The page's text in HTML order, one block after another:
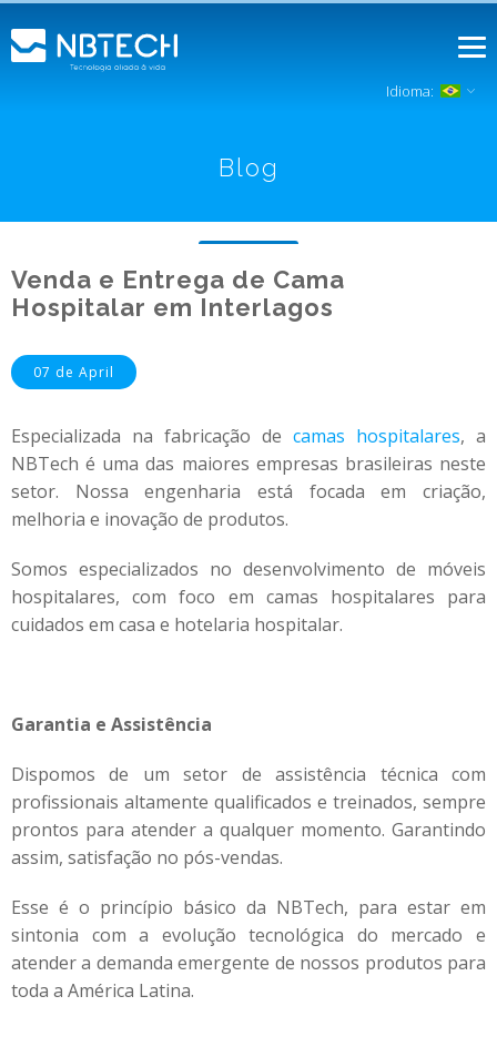
Idioma:
Blog
Venda e Entrega de Cama
Hospitalar em Interlagos
07 de April
Especializada na fabricação de camas hospitalares, a
NBTech é uma das maiores empresas brasileiras neste
setor. Nossa engenharia está focada em criação,
melhoria e inovação de produtos.
Somos especializados no desenvolvimento de móveis
hospitalares, com foco em camas hospitalares para
cuidados em casa e hotelaria hospitalar.
Garantia e Assistência
Dispomos de um setor de assistência técnica com
profissionais altamente qualificados e treinados, sempre
prontos para atender a qualquer momento. Garantindo
assim, satisfação no pós-vendas.
Esse é o princípio básico da NBTech, para estar em
sintonia com a evolução tecnológica do mercado e
atender a demanda emergente de nossos produtos para
toda a América Latina.